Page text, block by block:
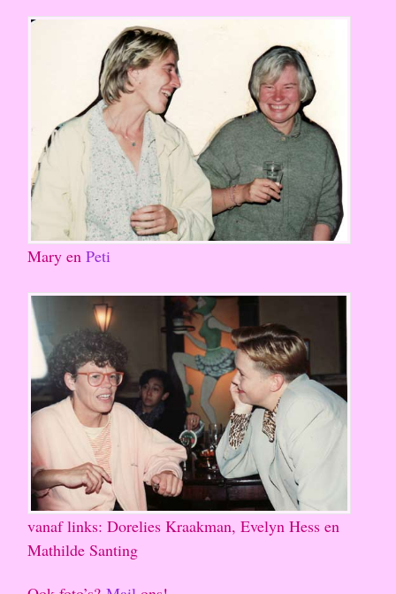
Mary en Peti
vanaf links: Dorelies Kraakman, Evelyn Hess en
Mathilde Santing